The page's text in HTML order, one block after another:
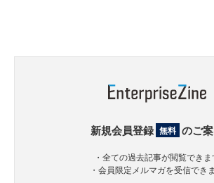
新規会員登録 無料 のご
・全ての過去記事が閲覧でき
・会員限定メルマガを受信でき